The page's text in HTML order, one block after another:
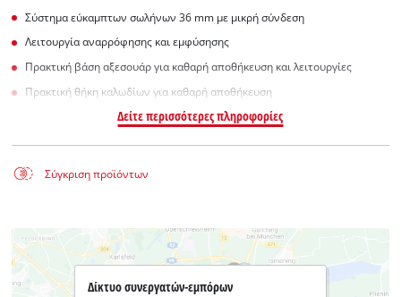
Σύστημα εύκαμπτων σωλήνων 36 mm με μικρή σύνδεση
Λειτουργία αναρρόφησης και εμφύσησης
Πρακτική βάση αξεσουάρ για καθαρή αποθήκευση και λειτουργίες
Πρακτική θήκη καλωδίων για καθαρή αποθήκευση
Δείτε περισσότερες πληροφορίες
Σύγκριση προϊόντων
Δίκτυο συνεργατών-εμπόρων